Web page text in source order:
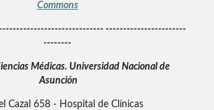
Commons
-----------------------
--------
Médicas. Universidad Nacional de
Asunción
Cazal 658 - Hospital de Clínicas